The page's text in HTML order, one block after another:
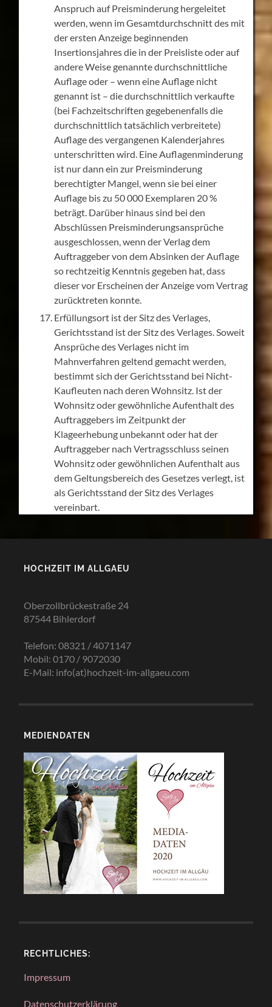
Anspruch auf Preisminderung hergeleitet
werden, wenn im Gesamtdurchschnitt des mit
der ersten Anzeige beginnenden
Insertionsjahres die in der Preisliste oder auf
andere Weise genannte durchschnittliche
Auflage oder – wenn eine Auflage nicht
genannt ist – die durchschnittlich verkaufte
(bei Fachzeitschriften gegebenenfalls die
durchschnittlich tatsächlich verbreitete)
Auflage des vergangenen Kalenderjahres
unterschritten wird. Eine Auflagenminderung
ist nur dann ein zur Preisminderung
berechtigter Mangel, wenn sie bei einer
Auflage bis zu 50 000 Exemplaren 20 %
beträgt. Darüber hinaus sind bei den
Abschlüssen Preisminderungsansprüche
ausgeschlossen, wenn der Verlag dem
Auftraggeber von dem Absinken der Auflage
so rechtzeitig Kenntnis gegeben hat, dass
dieser vor Erscheinen der Anzeige vom Vertrag
zurücktreten konnte.
Erfüllungsort ist der Sitz des Verlages,
Gerichtsstand ist der Sitz des Verlages. Soweit
Ansprüche des Verlages nicht im
Mahnverfahren geltend gemacht werden,
bestimmt sich der Gerichtsstand bei Nicht-
Kaufleuten nach deren Wohnsitz. Ist der
Wohnsitz oder gewöhnliche Aufenthalt des
Auftraggebers im Zeitpunkt der
Klageerhebung unbekannt oder hat der
Auftraggeber nach Vertragsschluss seinen
Wohnsitz oder gewöhnlichen Aufenthalt aus
dem Geltungsbereich des Gesetzes verlegt, ist
als Gerichtsstand der Sitz des Verlages
vereinbart.
HOCHZEIT IM ALLGAEU
Oberzollbrückestraße 24
87544 Bihlerdorf
Telefon: 08321 / 4071147
Mobil: 0170 / 9072030
E-Mail: info(at)hochzeit-im-allgaeu.com
MEDIENDATEN
RECHTLICHES:
Impressum
Datenschutzerklärung